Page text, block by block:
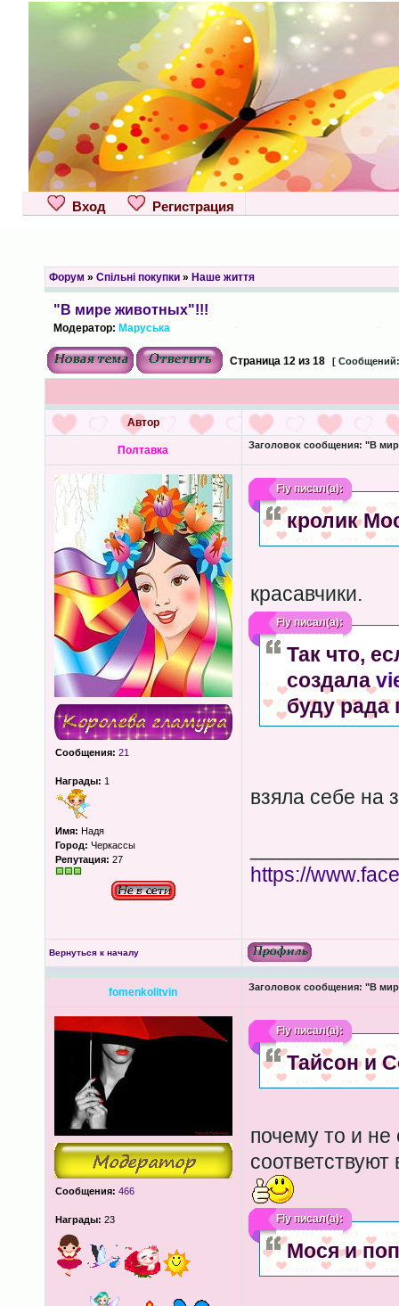
Вход Регистрация
Форум » Спільні покупки» Наше життя
"В мире животных"!!!
Модератор: Маруська
Страница 12из 18 [
Автор
Полтавка Заголовок сообщения: "В
Сообщения: 21
Награды: 1
Имя: Надя
Город: Черкассы
Репутация: 27
Flyписал(а):
кролик
красавчики.
Flyписал(а):
Так что,
создала
буду рада
взяла себе на
https://
Вернуться к началу
fomenkolitvin Заголовок сообщения: "В
Сообщения: 466
Награды: 23
Flyписал(а):
Тайсон и
почему то и
Flyписал(а):
Мося и